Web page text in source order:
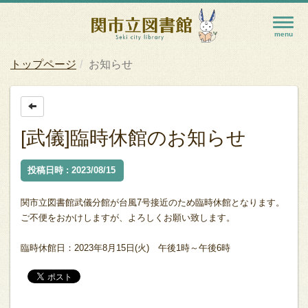
トップページ お知らせ
[武儀]臨時休館のお知らせ
投稿日時 : 2023/08/15
関市立図書館武儀分館が台風7号接近のため臨時休館となります。
ご不便をおかけしますが、よろしくお願い致します。
臨時休館日：2023年8月15日(火) 午後1時～午後6時